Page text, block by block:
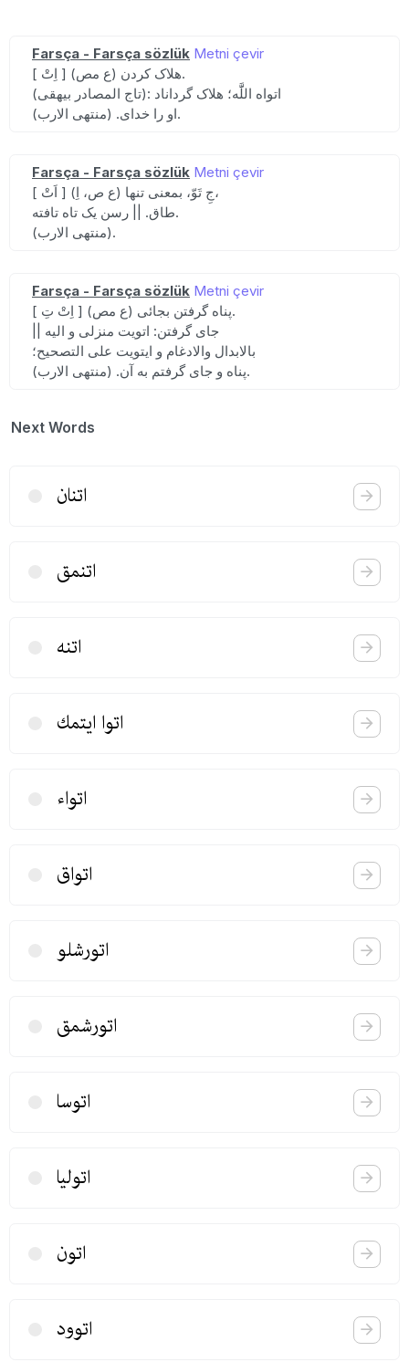
Farsça - Farsça sözlük Metni çevir
[ اِتْ ] (ع مص) هلاک کردن.
(تاج المصادر بیهقی): اتواه اللََّه؛ هلاک گرداناد
او را خدای. (منتهی الارب).
Farsça - Farsça sözlük Metni çevir
[ اَتْ ] (ع ص، اِ) جِ تَوّ، بمعنی تنها،
طاق. || رسن یک تاه تافته.
(منتهی الارب).
Farsça - Farsça sözlük Metni çevir
[ اِتْ تِ ] (ع مص) پناه گرفتن بجائی.
|| جای گرفتن: اتویت منزلی و الیه
بالابدال والادغام و ایتویت علی التصحیح؛
پناه و جای گرفتم به آن. (منتهی الارب).
Next Words
اتنان
اتنمق
اتنه
اتوا ایتمك
اتواء
اتواق
اتورشلو
اتورشمق
اتوسا
اتولیا
اتون
اتوود